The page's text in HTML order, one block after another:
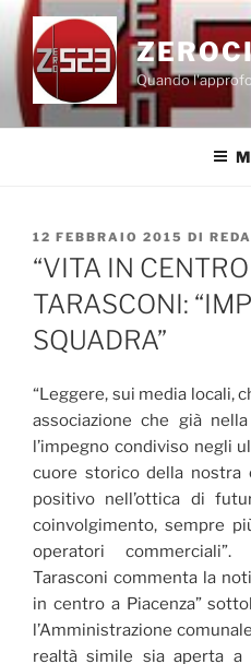
Salta
contenuto
Quando
PUBBLICATO
IL
12 FEBBRAIO 2015 DI
“VITA IN
TARASCONI:
SQUADRA”
“Leggere, sui media locali,
associazione che già
l’impegno condiviso negli
cuore storico della nostra
positivo nell’ottica di
coinvolgimento, sempre
operatori
Tarasconi commenta la
in centro a Piacenza”
l’Amministrazione
realtà simile sia aperta